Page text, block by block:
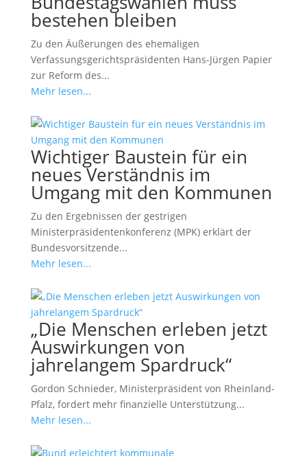
bestehen bleiben
Zu den Äußerungen des ehemaligen
Verfassungsgerichtspräsidenten Hans-Jürgen Papier
zur Reform des...
Mehr lesen...
Wichtiger Baustein für ein
neues Verständnis im
Umgang mit den Kommunen
Zu den Ergebnissen der gestrigen
Ministerpräsidentenkonferenz (MPK) erklärt der
Bundesvorsitzende...
Mehr lesen...
„Die Menschen erleben jetzt
Auswirkungen von
jahrelangem Spardruck“
Gordon Schnieder, Ministerpräsident von Rheinland-
Pfalz, fordert mehr finanzielle Unterstützung...
Mehr lesen...